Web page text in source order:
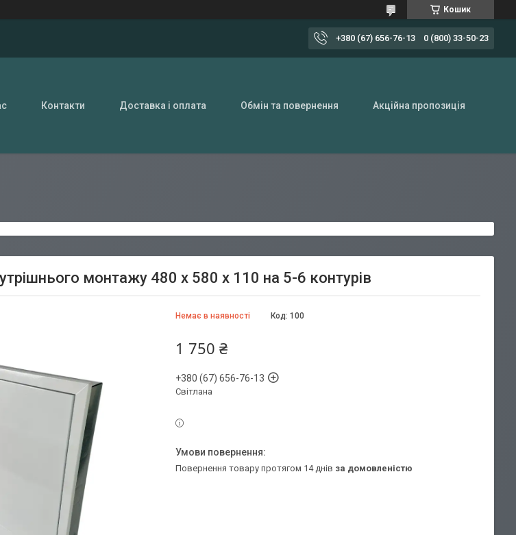
Кошик
+380 (67) 656-76-13 0 (800) 33-50-23
Контакти Доставка і оплата Обмін та повернення Акційна пропозиція
монтажу 480 х 580 х 110 на 5-6 контурів
Немає в наявності Код: 100
1 750 ₴
+380 (67) 656-76-13
Світлана
повернення товару протягом 14 днів за домовленістю